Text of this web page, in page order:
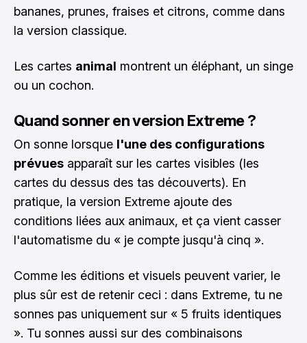
bananes, prunes, fraises et citrons, comme dans
la version classique.
Les cartes animal montrent un éléphant, un singe
ou un cochon.
Quand sonner en version Extreme ?
On sonne lorsque l'une des configurations
prévues apparaît sur les cartes visibles (les
cartes du dessus des tas découverts). En
pratique, la version Extreme ajoute des
conditions liées aux animaux, et ça vient casser
l'automatisme du « je compte jusqu'à cinq ».
Comme les éditions et visuels peuvent varier, le
plus sûr est de retenir ceci : dans Extreme, tu ne
sonnes pas uniquement sur « 5 fruits identiques
». Tu sonnes aussi sur des combinaisons